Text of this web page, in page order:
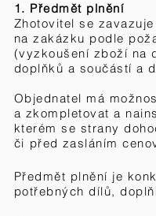
1. Předmět plnění
Zhotovitel se
na zakázku podle
(vyzkoušení zboží na
doplňků a součástí a
Objednatel má
a zkompletovat a
kterém se strany
či před zasláním
Předmět plnění je
potřebných dílů,